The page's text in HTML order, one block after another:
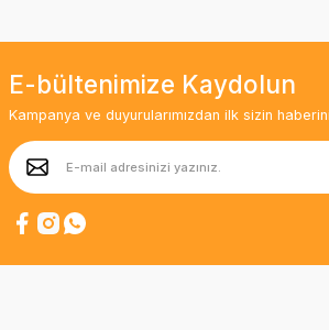
E-bültenimize Kaydolun
Kampanya ve duyurularımızdan ilk sizin